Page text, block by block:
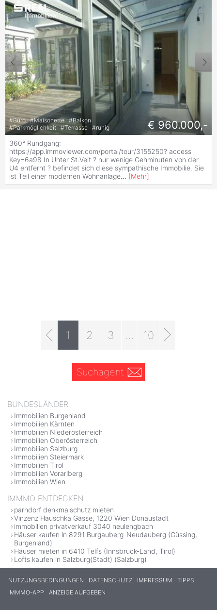
#Büro #Maisonette #Balkon
#Parkmöglichkeit #Terrasse #ruhig € 960.000,-
360° Rundgang:
https://app.immoviewer.com/portal/tour/3155250? access
Key=6a98 In Unter St.Veit ? nur wenige Gehminuten von der
U4 entfernt ? befindet sich diese sympathische Immobilie. Sie
ist Teil einer modernen Wohnanlage... [Mehr]
1 2 3 10
Suchagent
BUNDESLÄNDER
Immobilien Burgenland
Immobilien Kärnten
Immobilien Niederösterreich
Immobilien Oberösterreich
Immobilien Salzburg
Immobilien Steiermark
Immobilien Tirol
Immobilien Vorarlberg
Immobilien Wien
IMMMO ENTDECKEN
parndorf denkmalschutz mieten
Vinzenz Hauschka Gasse, 1220 Wien Donaustadt
immobilien privatverkauf 3040 neulengbach
Häuser kaufen in 8291 Burgauberg-Neudauberg (Güssing,
Burgenland)
Häuser mieten in 6410 Telfs (Innsbruck-Land, Tirol)
Lofts kaufen in Salzburg(Stadt) (Salzburg)
NUTZUNGSBEDINGUNGEN DATENSCHUTZ IMPRESSUM
TIPPS
IMMMO-APP
ANZEIGE AUFGEBEN